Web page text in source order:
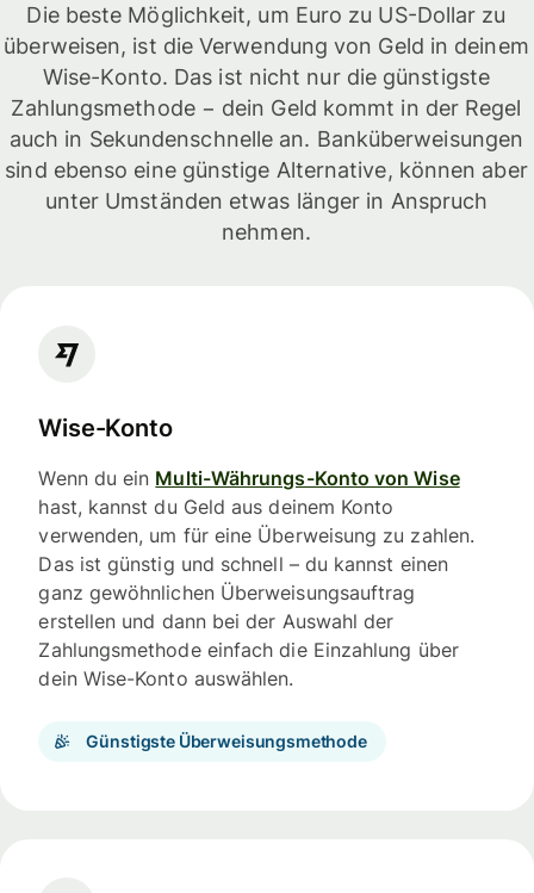
Die beste Möglichkeit, um Euro zu US-Dollar zu
überweisen, ist die Verwendung von Geld in deinem
Wise-Konto. Das ist nicht nur die günstigste
Zahlungsmethode − dein Geld kommt in der Regel
auch in Sekundenschnelle an. Banküberweisungen
sind ebenso eine günstige Alternative, können aber
unter Umständen etwas länger in Anspruch
nehmen.
Wise-Konto
Wenn du ein Multi-Währungs-Konto von Wise
hast, kannst du Geld aus deinem Konto
verwenden, um für eine Überweisung zu zahlen.
Das ist günstig und schnell – du kannst einen
ganz gewöhnlichen Überweisungsauftrag
erstellen und dann bei der Auswahl der
Zahlungsmethode einfach die Einzahlung über
dein Wise-Konto auswählen.
Günstigste Überweisungsmethode